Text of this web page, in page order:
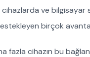
ve bilgisayar
birçok
cihazın bu